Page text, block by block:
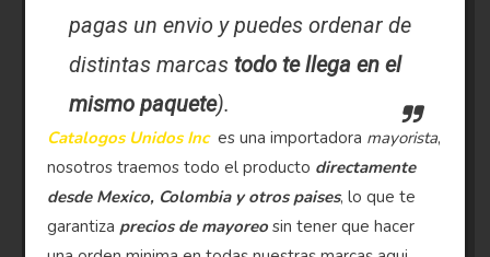
pagas un envio y puedes ordenar de
distintas marcas todo te llega en el
mismo paquete).
Catalogos Unidos Inc es una importadora mayorista,
nosotros traemos todo el producto directamente
desde Mexico, Colombia y otros paises, lo que te
garantiza precios de mayoreo sin tener que hacer